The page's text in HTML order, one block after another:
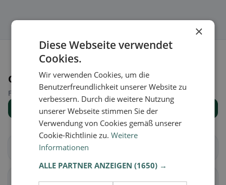
Orte in der Nähe
Finde den passenden Ort für deine Restaurantsuche.
Alle Orte anzeigen
Brig-Glis
Naters Ried-Brig
×
Diese Webseite verwendet
Cookies.
Wir verwenden Cookies, um die
Benutzerfreundlichkeit unserer Website zu
verbessern. Durch die weitere Nutzung
unserer Webseite stimmen Sie der
Verwendung von Cookies gemäß unserer
Cookie-Richtlinie zu.Weitere
Informationen
ALLE PARTNER ANZEIGEN(1650) →